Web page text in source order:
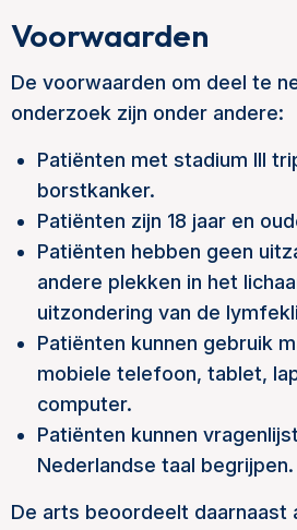
Voorwaarden
De voorwaarden om deel te
onderzoek zijn onder andere:
Patiënten met stadium III
borstkanker.
Patiënten zijn 18 jaar en
Patiënten hebben geen
andere plekken in het
uitzondering van de
Patiënten kunnen gebruik
mobiele telefoon, tablet,
computer.
Patiënten kunnen
Nederlandse taal begrijpen.
De arts beoordeelt daarnaast